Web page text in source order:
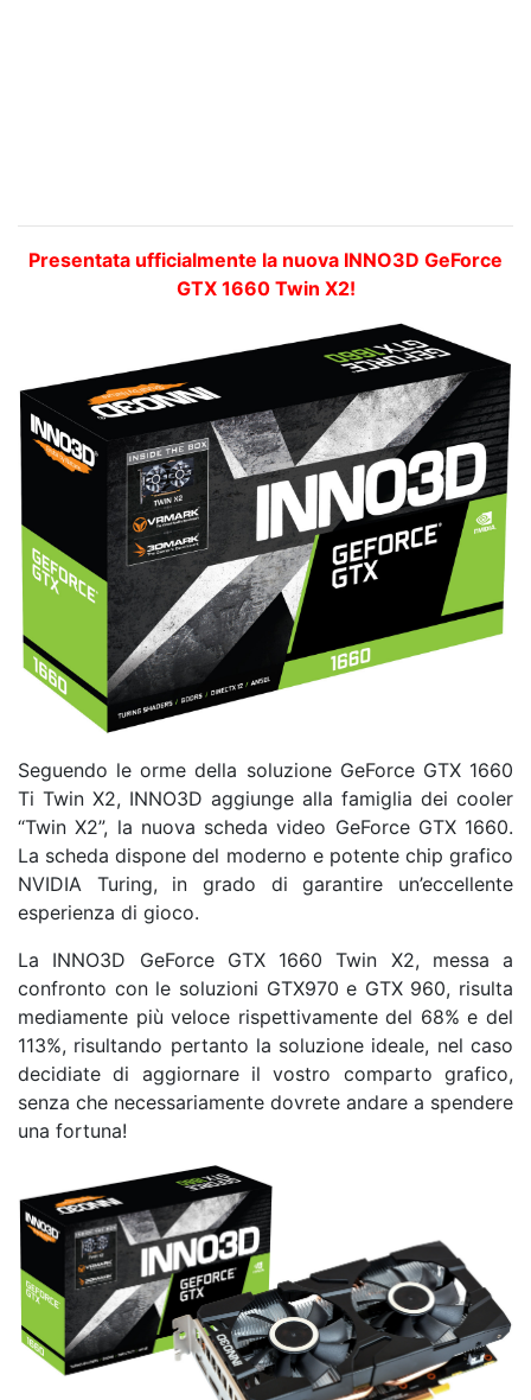
Presentata ufficialmente la nuova INNO3D GeForce
GTX 1660 Twin X2!
Seguendo le orme della soluzione GeForce GTX 1660
Ti Twin X2, INNO3D aggiunge alla famiglia dei cooler
“Twin X2”, la nuova scheda video GeForce GTX 1660.
La scheda dispone del moderno e potente chip grafico
NVIDIA Turing, in grado di garantire un’eccellente
esperienza di gioco.
La INNO3D GeForce GTX 1660 Twin X2, messa a
confronto con le soluzioni GTX970 e GTX 960, risulta
mediamente più veloce rispettivamente del 68% e del
113%, risultando pertanto la soluzione ideale, nel caso
decidiate di aggiornare il vostro comparto grafico,
senza che necessariamente dovrete andare a spendere
una fortuna!